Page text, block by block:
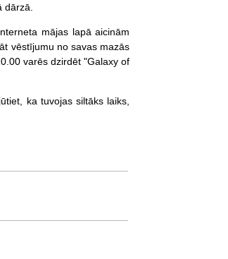
mājas lapā aicinām
vēstījumu no savas mazās
varēs dzirdēt "Galaxy of
ka tuvojas siltāks laiks,